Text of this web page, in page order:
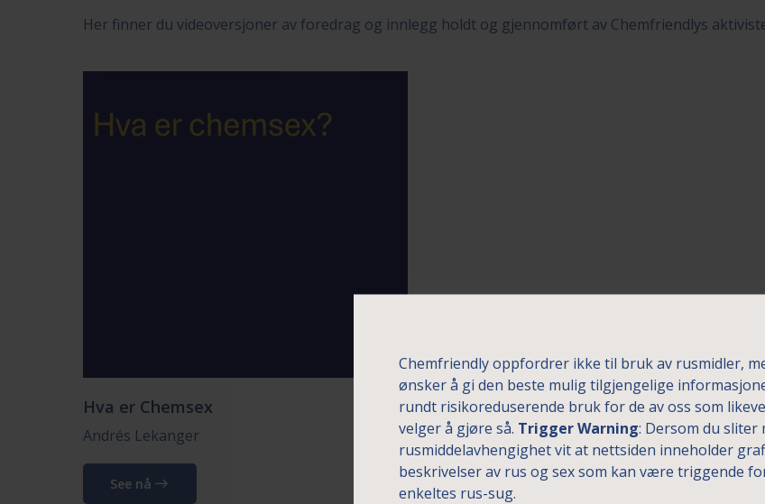
Chemfriendly oppfordrer ikke til bruk av rusmidler,
ønsker å gi den beste mulig tilgjengelige
rundt risikoreduserende bruk for de av oss som
velger å gjøre så. Trigger Warning: Dersom du sliter
rusmiddelavhengighet vit at nettsiden inneholder
beskrivelser av rus og sex som kan være triggende
enkeltes rus-sug.
Her finner du videoversjoner av foredrag og innlegg holdt og gjennomført av Chemfriendlys
Hva er Chemsex
Andrés Lekanger
See nå